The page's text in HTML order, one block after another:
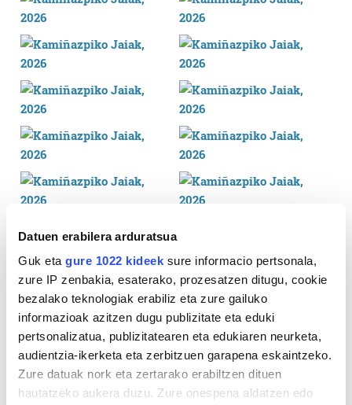
Datuen erabilera arduratsua
Guk eta gure 1022 kideek sure informacio pertsonala,
zure IP zenbakia, esaterako, prozesatzen ditugu, cookie
bezalako teknologiak erabiliz eta zure gailuko
informazioak azitzen dugu publizitate eta eduki
pertsonalizatua, publizitatearen eta edukiaren neurketa,
audientzia-ikerketa eta zerbitzuen garapena eskaintzeko.
Zure datuak nork eta zertarako erabiltzen dituen
hautatzeko aukera duzu. Zure onespena aldatzen edo